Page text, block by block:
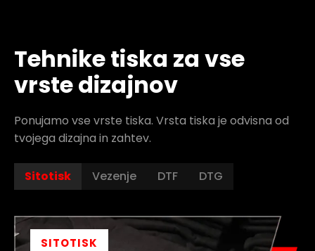
Tehnike tiska za vse
vrste dizajnov
Ponujamo vse vrste tiska. Vrsta tiska je odvisna od
tvojega dizajna in zahtev.
Sitotisk Vezenje DTF DTG
SITOTISK